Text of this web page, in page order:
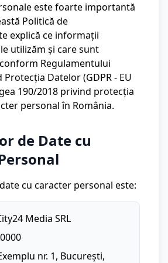
este foarte importantă
Politică de
explică ce informații
utilizăm și care sunt
Regulamentului
Datelor (GDPR - EU
190/2018 privind protecția
personal în România.
de Date cu
cu caracter personal este:
Media SRL
nr. 1, București,